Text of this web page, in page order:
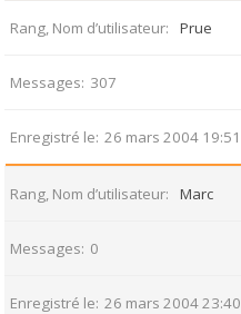
Rang, Nom d’utilisateur Prue
Messages 307
Enregistré le 26 mars 2004 19:51
Rang, Nom d’utilisateur Marc
Messages 0
Enregistré le 26 mars 2004 23:40